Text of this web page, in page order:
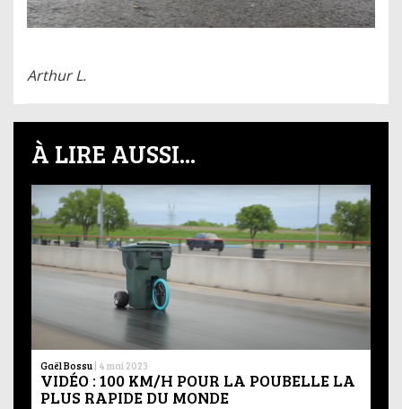
Arthur L.
À LIRE AUSSI...
Gaël Bossu | 4 mai 2023
VIDÉO : 100 KM/H POUR LA POUBELLE LA
PLUS RAPIDE DU MONDE